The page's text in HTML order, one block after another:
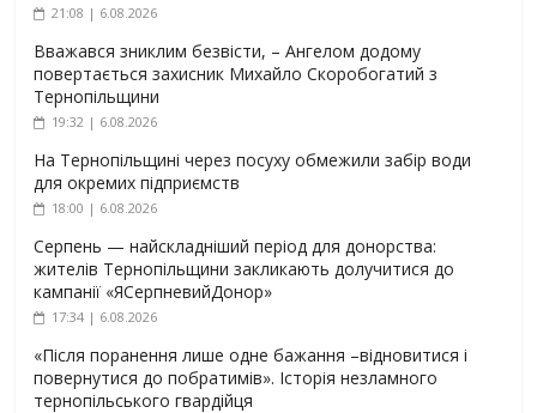
21:08 | 6.08.2026
Вважався зниклим безвісти, – Ангелом додому
повертається захисник Михайло Скоробогатий з
Тернопільщини
19:32 | 6.08.2026
На Тернопільщині через посуху обмежили забір води
для окремих підприємств
18:00 | 6.08.2026
Серпень — найскладніший період для донорства:
жителів Тернопільщини закликають долучитися до
кампанії «ЯСерпневийДонор»
17:34 | 6.08.2026
«Після поранення лише одне бажання –відновитися і
повернутися до побратимів». Історія незламного
тернопільського гвардійця